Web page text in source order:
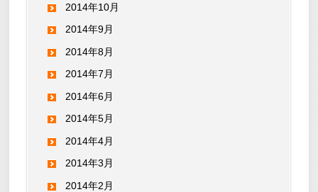
2014年10月
2014年9月
2014年8月
2014年7月
2014年6月
2014年5月
2014年4月
2014年3月
2014年2月